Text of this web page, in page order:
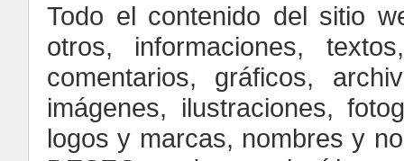
Todo el contenido del sitio
otros, informaciones,
comentarios, gráficos,
imágenes, ilustraciones,
logos y marcas, nombres y